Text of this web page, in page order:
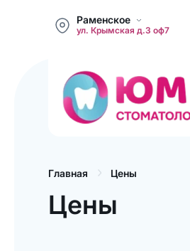
Раменское
ул. Крымская д.3 оф7
Главная Цены
Цены